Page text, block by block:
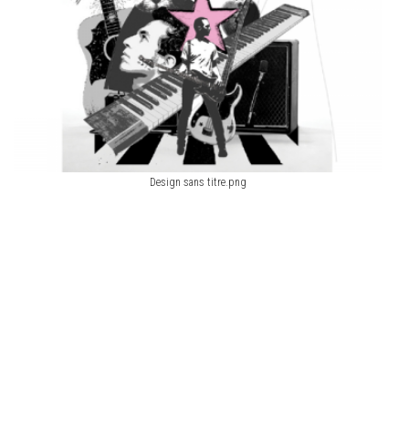
Design sans titre.png